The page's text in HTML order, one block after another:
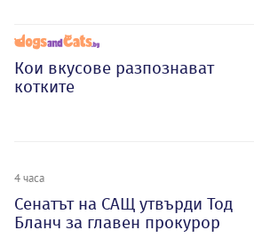
Кои вкусове разпознават
котките
4 часа
Сенатът на САЩ утвърди Тод
Бланч за главен прокурор